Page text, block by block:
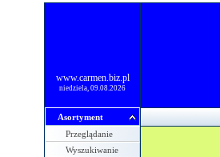
www.carmen.biz.pl
niedziela, 09.08.2026
Asortyment
Przeglądanie
Wyszukiwanie